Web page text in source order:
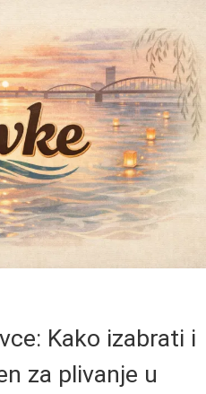
Kako izabrati i
za plivanje u